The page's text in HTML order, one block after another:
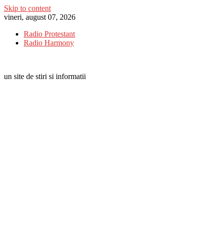
Skip to content
vineri, august 07, 2026
Radio Protestant
Radio Harmony
un site de stiri si informatii